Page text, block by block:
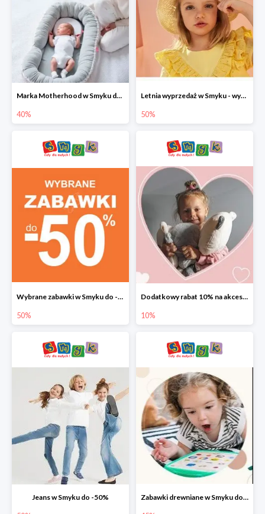
Marka Motherhood w Smyku do -40%
40%
Letnia wyprzedaż w Smyku - wybrane ubrania i buty do -50%
50%
Wybrane zabawki w Smyku do -50%
50%
Dodatkowy rabat 10% na akcesoria dziecięce
10%
Jeans w Smyku do -50% Zabawki drewniane w Smyku do -45%